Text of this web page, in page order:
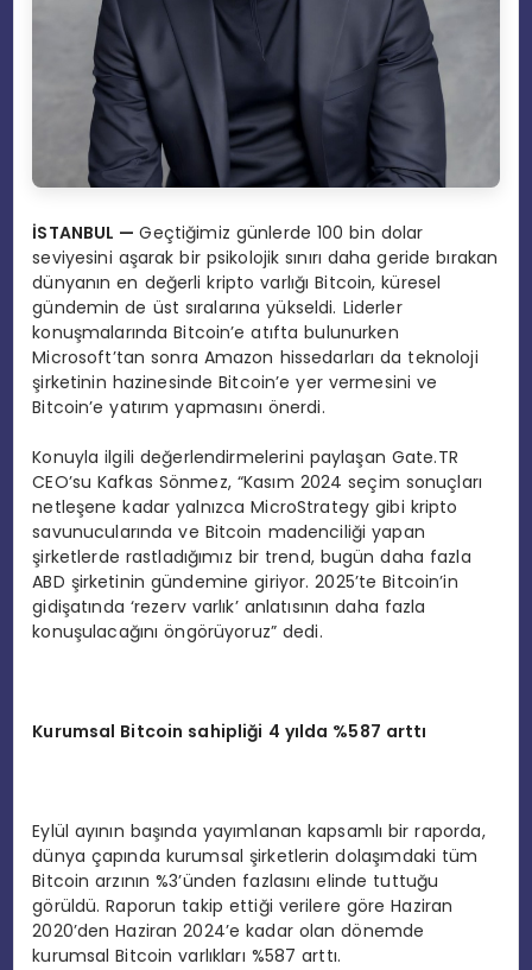
İSTANBUL —Geçtiğimiz günlerde 100 bin dolar
seviyesini aşarak bir psikolojik sınırı daha geride bırakan
dünyanın en değerli kripto varlığı Bitcoin, küresel
gündemin de üst sıralarına yükseldi. Liderler
konuşmalarında Bitcoin’e atıfta bulunurken
Microsoft’tan sonra Amazon hissedarları da teknoloji
şirketinin hazinesinde Bitcoin’e yer vermesini ve
Bitcoin’e yatırım yapmasını önerdi.
Konuyla ilgili değerlendirmelerini paylaşan Gate.TR
CEO’su Kafkas Sönmez, “Kasım 2024 seçim sonuçları
netleşene kadar yalnızca MicroStrategy gibi kripto
savunucularında ve Bitcoin madenciliği yapan
şirketlerde rastladığımız bir trend, bugün daha fazla
ABD şirketinin gündemine giriyor. 2025’te Bitcoin’in
gidişatında ‘rezerv varlık’ anlatısının daha fazla
konuşulacağını öngörüyoruz” dedi.
Kurumsal Bitcoin sahipliği 4 yılda %587 arttı
Eylül ayının başında yayımlanan kapsamlı bir raporda,
dünya çapında kurumsal şirketlerin dolaşımdaki tüm
Bitcoin arzının %3’ünden fazlasını elinde tuttuğu
görüldü. Raporun takip ettiği verilere göre Haziran
2020’den Haziran 2024’e kadar olan dönemde
kurumsal Bitcoin varlıkları %587 arttı.